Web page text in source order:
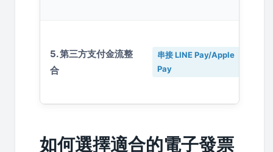
5. 第三方支付金流整
合
串接 LINE Pay/Apple
Pay
如何選擇適合的電子發票